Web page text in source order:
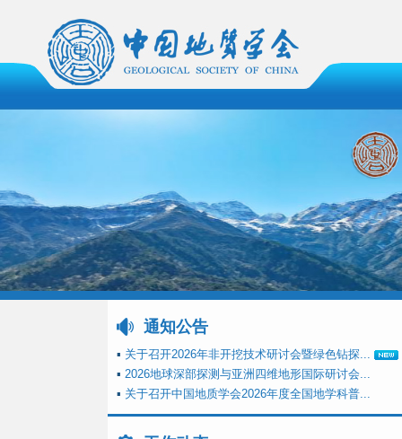
通知公告
▪ 关于召开2026年非开挖技术研讨会暨绿色钻探...
▪ 2026地球深部探测与亚洲四维地形国际研讨会...
▪ 关于召开中国地质学会2026年度全国地学科普...